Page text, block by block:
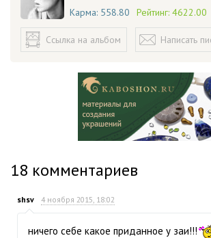
Карма: 558.80 Рейтинг: 4622.00
Ссылка на альбом Написать
18 комментариев
shsv 4 ноября 2015, 18:02
ничего себе какое приданное у заи!!!